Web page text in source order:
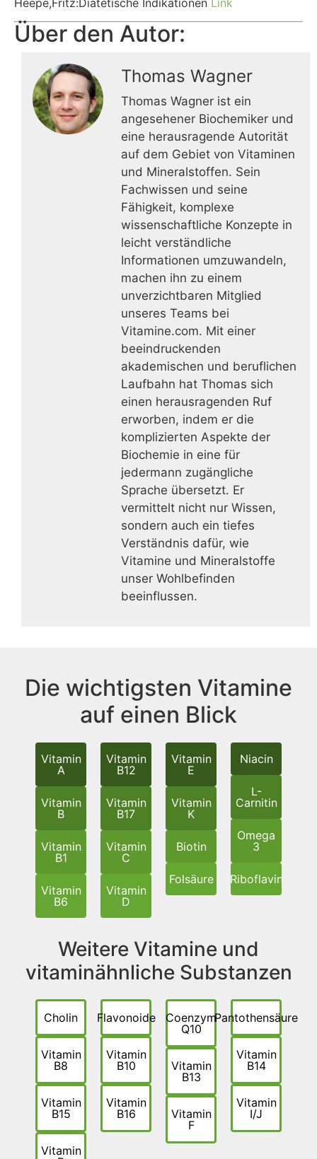
Über den Autor:
Thomas Wagner
Thomas Wagner ist ein
angesehener Biochemiker und
eine herausragende Autorität
auf dem Gebiet von Vitaminen
und Mineralstoffen. Sein
Fachwissen und seine
Fähigkeit, komplexe
wissenschaftliche Konzepte in
leicht verständliche
Informationen umzuwandeln,
machen ihn zu einem
unverzichtbaren Mitglied
unseres Teams bei
Vitamine.com. Mit einer
beeindruckenden
akademischen und beruflichen
Laufbahn hat Thomas sich
einen herausragenden Ruf
erworben, indem er die
komplizierten Aspekte der
Biochemie in eine für
jedermann zugängliche
Sprache übersetzt. Er
vermittelt nicht nur Wissen,
sondern auch ein tiefes
Verständnis dafür, wie
Vitamine und Mineralstoffe
unser Wohlbefinden
beeinflussen.
Die wichtigsten Vitamine
auf einen Blick
Vitamin
A
Vitamin
B
Vitamin
B1
Vitamin
B6
Vitamin
B12
Vitamin
B17
Vitamin
C
Vitamin
D
Vitamin
E
Vitamin
K
Biotin
Folsäure
Niacin
L-
Carnitin
Omega
3
Riboflavin
Weitere Vitamine und
vitaminähnliche Substanzen
Cholin
Vitamin
B8
Vitamin
B15
Vitamin
Flavonoide
Vitamin
B10
Vitamin
B16
Coenzym
Q10
Vitamin
B13
Vitamin
F
Pantothensäure
Vitamin
B14
Vitamin
I/J